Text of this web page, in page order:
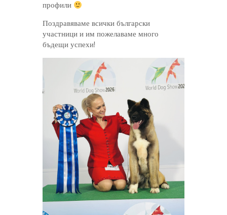
профили
Поздравяваме всички български
участници и им пожелаваме много
бъдещи успехи!